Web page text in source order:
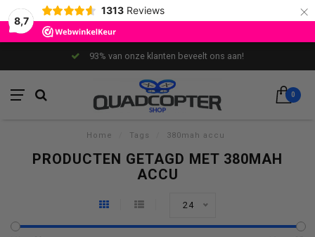
8,7
1313 Reviews ×
93% van onze klanten beveelt ons aan!
0
Home Tags 380mah accu
PRODUCTEN GETAGD MET 380MAH
ACCU
24